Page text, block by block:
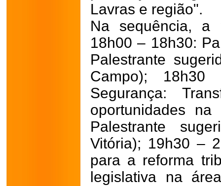
Lavras e região".
Na sequência, a
18h00 – 18h30:
Palestrante
Campo);
Segurança:
oportunidades
Palestrante
Vitória); 19h30 –
para a reforma
legislativa na